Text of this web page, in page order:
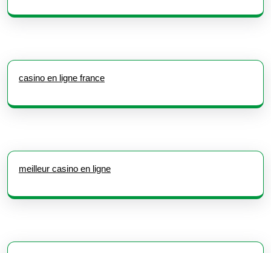
casino en ligne france
meilleur casino en ligne